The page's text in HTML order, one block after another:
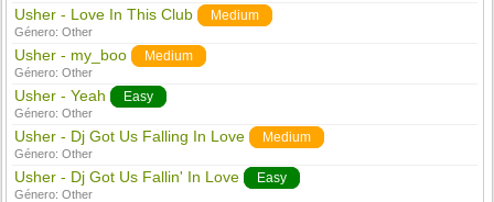
Usher - Love In This Club Medium
Género:Other
Usher - my_boo Medium
Género:Other
Usher - Yeah Easy
Género:Other
Usher - Dj Got Us Falling In Love Medium
Género:Other
Usher - Dj Got Us Fallin' In Love Easy
Género:Other